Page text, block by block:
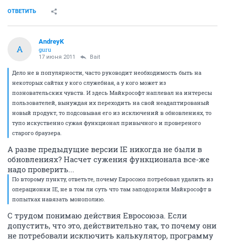
ОТВЕТИТЬ
A
AndreyK
guru
17 июня 2011 Bait
Дело не в популярности, часто руководит необходимость быть на
некоторых сайтах у кого служебная, а у кого может из
позновательских чувств. И здесь Майкрософт наплевал на интересы
пользователей, вынуждая их переходить на свой неадаптированый
новый продукт, то подсовывая его из исключений в обновлениях, то
тупо искуственно сужая функционал привычного и провереного
старого браузера.
А разве предыдущие версии IE никогда не были в
обновлениях? Насчет сужения функционала все-же
надо проверить...
По второму пункту, ответьте, почему Евросоюз потребовал удалить из
операционки IE, не в том ли суть что там заподозрили Майкрософт в
попытках навязать монополию.
С трудом понимаю действия Евросоюза. Если
допустить, что это, действительно так, то почему они
не потребовали исключить калькулятор, программу